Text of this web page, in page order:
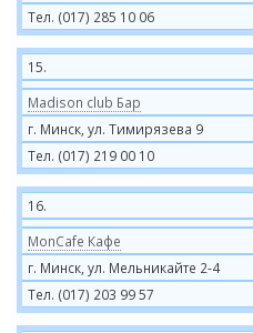
Тел. (017) 285 10 06
15.
Madison club Бар
г. Минск, ул. Тимирязева 9
Тел. (017) 219 00 10
16.
MonCafe Кафе
г. Минск, ул. Мельникайте 2-4
Тел. (017) 203 99 57